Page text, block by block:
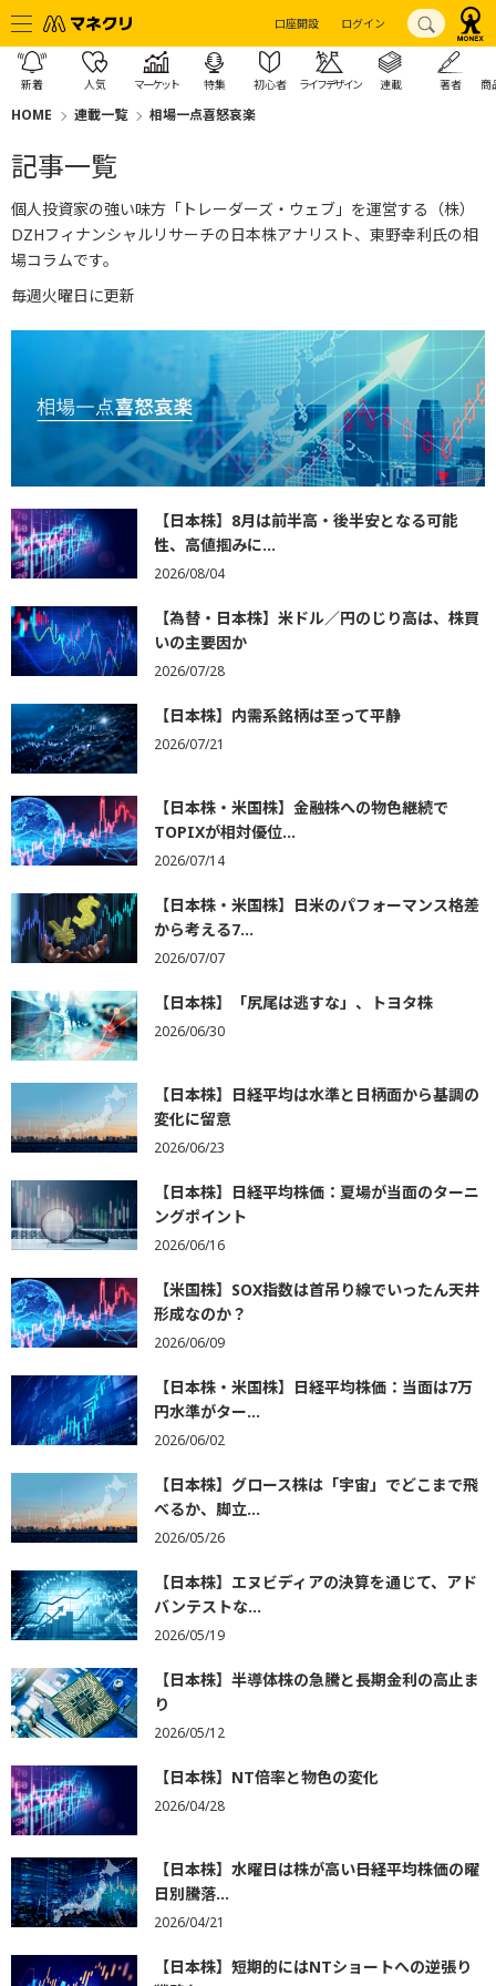
口座開設 ログイン
新着 人気 マーケット 特集 初心者 ライフデザイン 連載 著者 商
HOME 連載一覧 相場一点喜怒哀楽
記事一覧
個人投資家の強い味方「トレーダーズ・ウェブ」を運営する（株）
DZHフィナンシャルリサーチの日本株アナリスト、東野幸利氏の相
場コラムです。
毎週火曜日に更新
【日本株】8月は前半高・後半安となる可能
性、高値掴みに...
2026/08/04
【為替・日本株】米ドル／円のじり高は、株買
いの主要因か
2026/07/28
【日本株】内需系銘柄は至って平静
2026/07/21
【日本株・米国株】金融株への物色継続で
TOPIXが相対優位...
2026/07/14
【日本株・米国株】日米のパフォーマンス格差
から考える7...
2026/07/07
【日本株】「尻尾は逃すな」、トヨタ株
2026/06/30
【日本株】日経平均は水準と日柄面から基調の
変化に留意
2026/06/23
【日本株】日経平均株価：夏場が当面のターニ
ングポイント
2026/06/16
【米国株】SOX指数は首吊り線でいったん天井
形成なのか？
2026/06/09
【日本株・米国株】日経平均株価：当面は7万
円水準がター...
2026/06/02
【日本株】グロース株は「宇宙」でどこまで飛
べるか、脚立...
2026/05/26
【日本株】エヌビディアの決算を通じて、アド
バンテストな...
2026/05/19
【日本株】半導体株の急騰と長期金利の高止ま
り
2026/05/12
【日本株】NT倍率と物色の変化
2026/04/28
【日本株】水曜日は株が高い――日経平均株価の曜
日別騰落...
2026/04/21
【日本株】短期的にはNTショートへの逆張り